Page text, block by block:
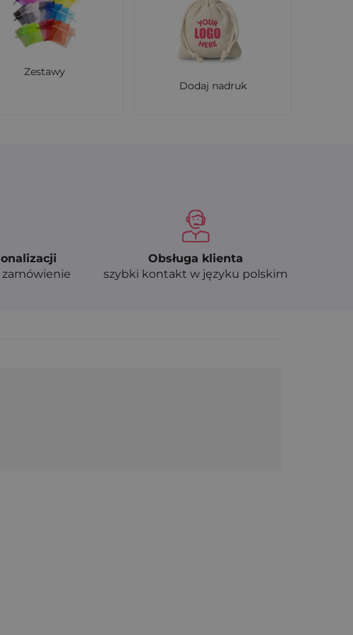
Zestawy
Dodaj nadruk
zamówienie
Obsługa klienta
szybki kontakt w języku polskim